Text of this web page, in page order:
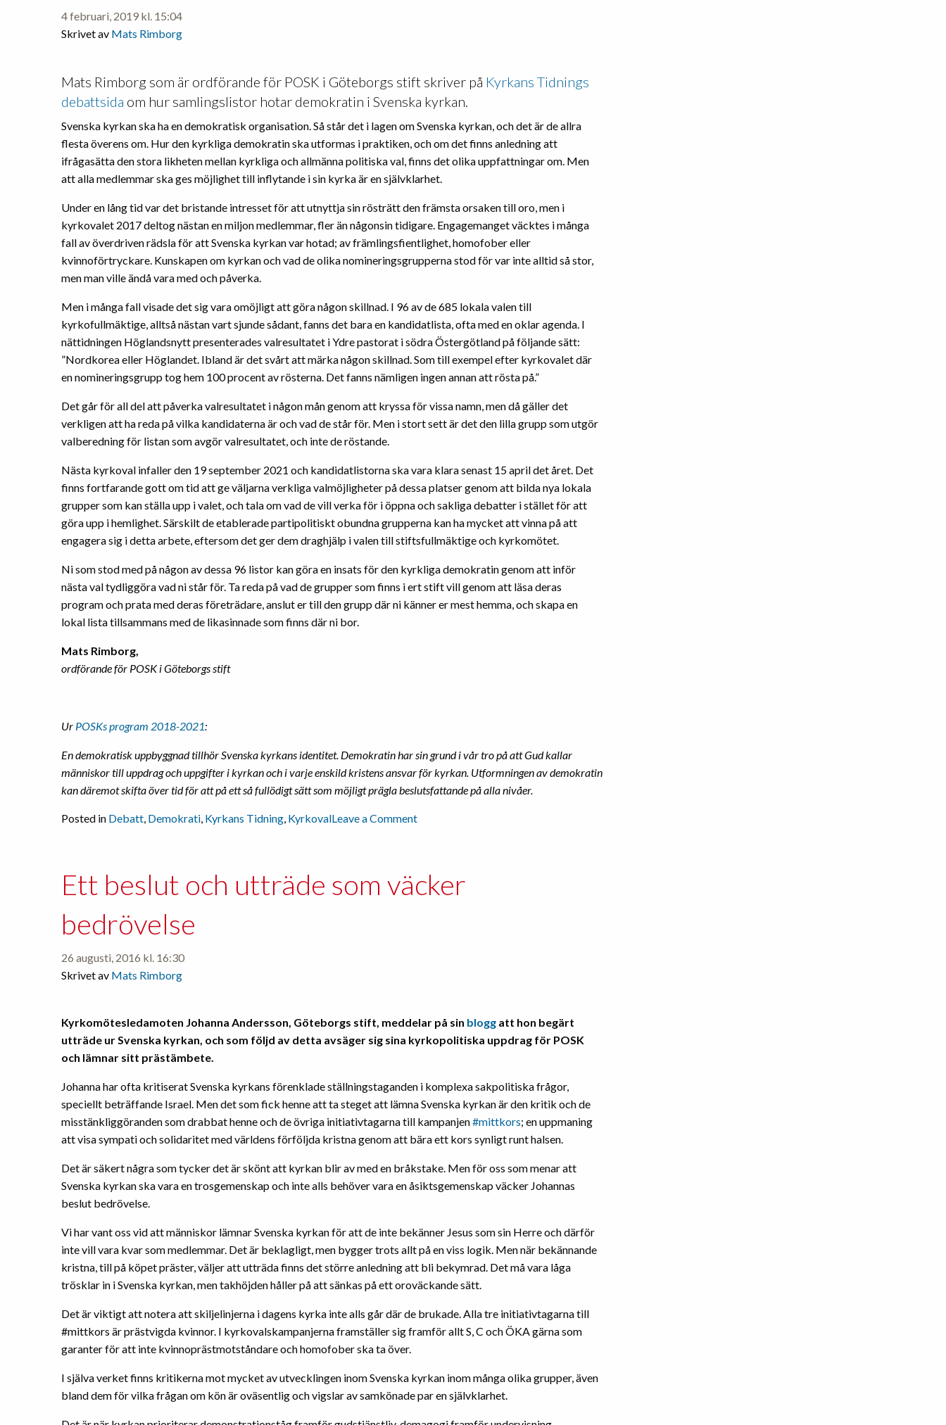
4 februari, 2019 kl. 15:04
Skrivet av Mats Rimborg
Mats Rimborg som är ordförande för POSK i Göteborgs stift skriver på Kyrkans Tidnings
debattsida om hur samlingslistor hotar demokratin i Svenska kyrkan.
Svenska kyrkan ska ha en demokratisk organisation. Så står det i lagen om Svenska kyrkan, och det är de allra
flesta överens om. Hur den kyrkliga demokratin ska utformas i praktiken, och om det finns anledning att
ifrågasätta den stora likheten mellan kyrkliga och allmänna politiska val, finns det olika uppfattningar om. Men
att alla medlemmar ska ges möjlighet till inflytande i sin kyrka är en självklarhet.
Under en lång tid var det bristande intresset för att utnyttja sin rösträtt den främsta orsaken till oro, men i
kyrkovalet 2017 deltog nästan en miljon medlemmar, fler än någonsin tidigare. Engagemanget väcktes i många
fall av överdriven rädsla för att Svenska kyrkan var hotad; av främlingsfientlighet, homofober eller
kvinnoförtryckare. Kunskapen om kyrkan och vad de olika nomineringsgrupperna stod för var inte alltid så stor,
men man ville ändå vara med och påverka.
Men i många fall visade det sig vara omöjligt att göra någon skillnad. I 96 av de 685 lokala valen till
kyrkofullmäktige, alltså nästan vart sjunde sådant, fanns det bara en kandidatlista, ofta med en oklar agenda. I
nättidningen Höglandsnytt presenterades valresultatet i Ydre pastorat i södra Östergötland på följande sätt:
”Nordkorea eller Höglandet. Ibland är det svårt att märka någon skillnad. Som till exempel efter kyrkovalet där
en nomineringsgrupp tog hem 100 procent av rösterna. Det fanns nämligen ingen annan att rösta på.”
Det går för all del att påverka valresultatet i någon mån genom att kryssa för vissa namn, men då gäller det
verkligen att ha reda på vilka kandidaterna är och vad de står för. Men i stort sett är det den lilla grupp som utgör
valberedning för listan som avgör valresultatet, och inte de röstande.
Nästa kyrkoval infaller den 19 september 2021 och kandidatlistorna ska vara klara senast 15 april det året. Det
finns fortfarande gott om tid att ge väljarna verkliga valmöjligheter på dessa platser genom att bilda nya lokala
grupper som kan ställa upp i valet, och tala om vad de vill verka för i öppna och sakliga debatter i stället för att
göra upp i hemlighet. Särskilt de etablerade partipolitiskt obundna grupperna kan ha mycket att vinna på att
engagera sig i detta arbete, eftersom det ger dem draghjälp i valen till stiftsfullmäktige och kyrkomötet.
Ni som stod med på någon av dessa 96 listor kan göra en insats för den kyrkliga demokratin genom att inför
nästa val tydliggöra vad ni står för. Ta reda på vad de grupper som finns i ert stift vill genom att läsa deras
program och prata med deras företrädare, anslut er till den grupp där ni känner er mest hemma, och skapa en
lokal lista tillsammans med de likasinnade som finns där ni bor.
Mats Rimborg,
ordförande för POSK i Göteborgs stift
Ur POSKs program 2018-2021:
En demokratisk uppbyggnad tillhör Svenska kyrkans identitet. Demokratin har sin grund i vår tro på att Gud kallar
människor till uppdrag och uppgifter i kyrkan och i varje enskild kristens ansvar för kyrkan. Utformningen av demokratin
kan däremot skifta över tid för att på ett så fullödigt sätt som möjligt prägla beslutsfattande på alla nivåer.
Posted in Debatt, Demokrati, Kyrkans Tidning, KyrkovalLeave a Commenton
i
Ett beslut och utträde som väcker
bedrövelse
26 augusti, 2016 kl. 16:30
Skrivet av Mats Rimborg
Kyrkomötesledamoten Johanna Andersson, Göteborgs stift, meddelar på sin blogg att hon begärt
utträde ur Svenska kyrkan, och som följd av detta avsäger sig sina kyrkopolitiska uppdrag för POSK
och lämnar sitt prästämbete.
Johanna har ofta kritiserat Svenska kyrkans förenklade ställningstaganden i komplexa sakpolitiska frågor,
speciellt beträffande Israel. Men det som fick henne att ta steget att lämna Svenska kyrkan är den kritik och de
misstänkliggöranden som drabbat henne och de övriga initiativtagarna till kampanjen#mittkors; en uppmaning
att visa sympati och solidaritet med världens förföljda kristna genom att bära ett kors synligt runt halsen.
Det är säkert några som tycker det är skönt att kyrkan blir av med en bråkstake. Men för oss som menar att
Svenska kyrkan ska vara en trosgemenskap och inte alls behöver vara en åsiktsgemenskap väcker Johannas
beslut bedrövelse.
Vi har vant oss vid att människor lämnar Svenska kyrkan för att de inte bekänner Jesus som sin Herre och därför
inte vill vara kvar som medlemmar. Det är beklagligt, men bygger trots allt på en viss logik. Men när bekännande
kristna, till på köpet präster, väljer att utträda finns det större anledning att bli bekymrad. Det må vara låga
trösklar in i Svenska kyrkan, men takhöjden håller på att sänkas på ett oroväckande sätt.
Det är viktigt att notera att skiljelinjerna i dagens kyrka inte alls går där de brukade. Alla tre initiativtagarna till
#mittkors är prästvigda kvinnor. I kyrkovalskampanjerna framställer sig framför allt S, C och ÖKA gärna som
garanter för att inte kvinnoprästmotståndare och homofober ska ta över.
I själva verket finns kritikerna mot mycket av utvecklingen inom Svenska kyrkan inom många olika grupper, även
bland dem för vilka frågan om kön är oväsentlig och vigslar av samkönade par en självklarhet.